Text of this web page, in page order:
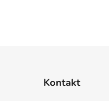
Kontakt